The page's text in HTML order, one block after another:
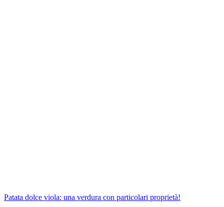
Patata dolce viola: una verdura con particolari proprietà!